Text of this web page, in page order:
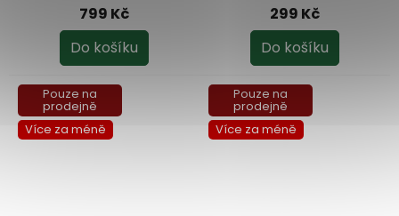
799 Kč
Do košíku
299 Kč
Do košíku
Pouze na
prodejně
Více za méně
Pouze na
prodejně
Více za méně